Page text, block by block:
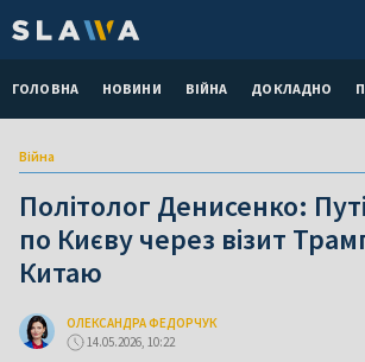
ГОЛОВНА НОВИНИ ВІЙНА ДОКЛАДНО
Війна
Політолог Денисенко:
по Києву через візит
Китаю
ОЛЕКСАНДРА ФЕДОРЧУК
14.05.2026, 10:22